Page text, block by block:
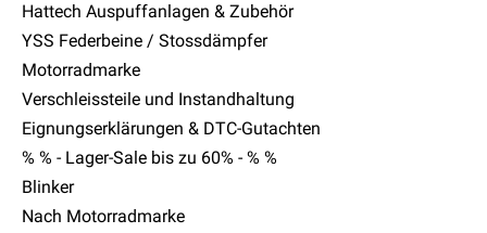
Hattech Auspuffanlagen & Zubehör
YSS Federbeine / Stossdämpfer
Motorradmarke
Verschleissteile und Instandhaltung
Eignungserklärungen & DTC-Gutachten
% % - Lager-Sale bis zu 60% - % %
Blinker
Nach Motorradmarke